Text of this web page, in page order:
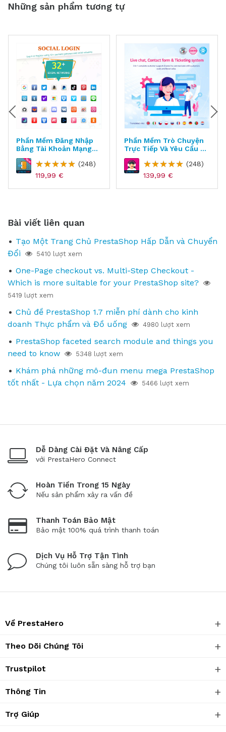
Những sản phẩm tương tự
Phần Mềm Đăng Nhập
Bằng Tài Khoản Mạng
Xã Hội Cho PrestaShop
- Social Login
(248)
119,99 €
Phần Mềm Trò Chuyện
Trực Tiếp Và Yêu Cầu Hỗ
Trợ Cho PrestaShop -
Live Chat, Contact
Form And Ticket
(248)
139,99 €
Bài viết liên quan
Tạo Một Trang Chủ PrestaShop Hấp Dẫn và Chuyển
Đổi
5410 lượt xem
One-Page checkout vs. Multi-Step Checkout -
Which is more suitable for your PrestaShop site?
5419 lượt xem
Chủ đề PrestaShop 1.7 miễn phí dành cho kinh
doanh Thực phẩm và Đồ uống
4980 lượt xem
PrestaShop faceted search module and things you
need to know
5348 lượt xem
Khám phá những mô-đun menu mega PrestaShop
tốt nhất - Lựa chọn năm 2024
5466 lượt xem
Dễ Dàng Cài Đặt Và Nâng Cấp
với PrestaHero Connect
Hoàn Tiền Trong 15 Ngày
Nếu sản phẩm xảy ra vấn đề
Thanh Toán Bảo Mật
Bảo mật 100% quá trình thanh toán
Dịch Vụ Hỗ Trợ Tận Tình
Chúng tôi luôn sẵn sàng hỗ trợ bạn
Về PrestaHero
Theo Dõi Chúng Tôi
Trustpilot
Thông Tin
Trợ Giúp